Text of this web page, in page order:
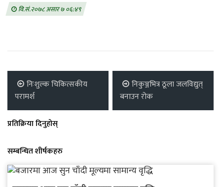
वि.सं.२०७८ असार ७ ०६:४९
निःशुल्क चिकित्सकीय
परामर्श
निकुञ्जभित्र ठूला जलविद्युत्
बनाउन रोक
प्रतिक्रिया दिनुहोस्
सम्बन्धित शीर्षकहरु